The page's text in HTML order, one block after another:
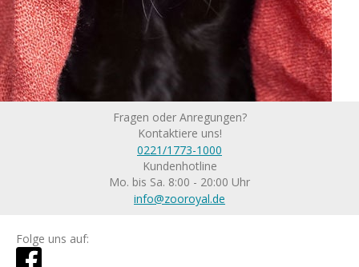
Fragen oder Anregungen?
Kontaktiere uns!
0221/1773-1000
Kundenhotline
Mo. bis Sa. 8:00 - 20:00 Uhr
info@zooroyal.de
Folge uns auf: